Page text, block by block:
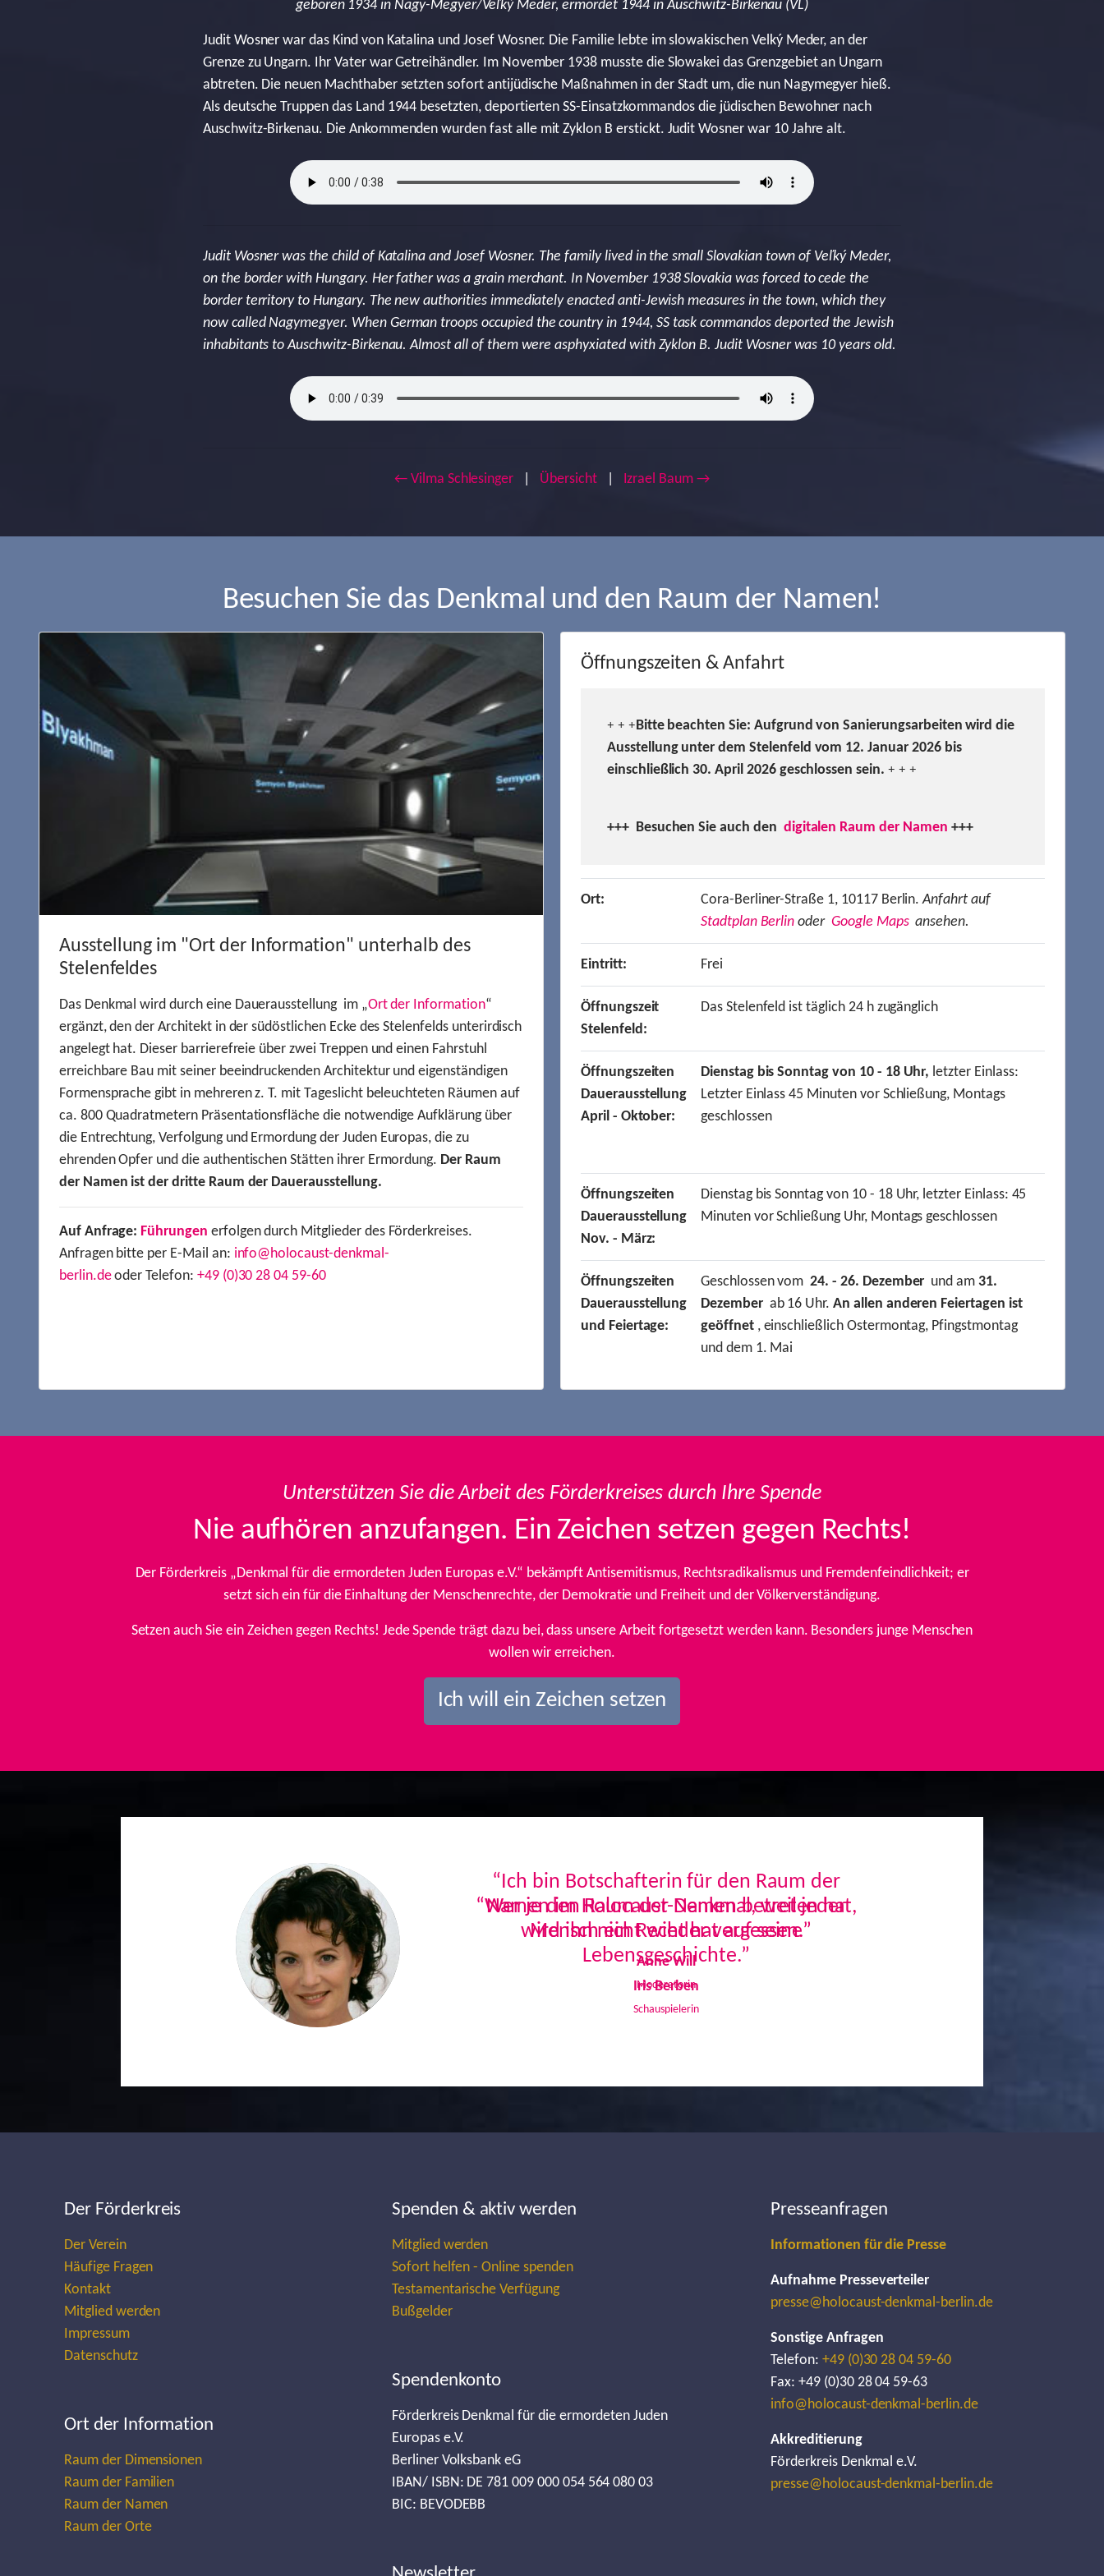
geboren 1934 in Nagy-Megyer/Veľký Meder, ermordet 1944 in Auschwitz-Birkenau (VL)
Judit Wosner war das Kind von Katalina und Josef Wosner. Die Familie lebte im slowakischen Velký Meder, an der
Grenze zu Ungarn. Ihr Vater war Getreihändler. Im November 1938 musste die Slowakei das Grenzgebiet an Ungarn
abtreten. Die neuen Machthaber setzten sofort antijüdische Maßnahmen in der Stadt um, die nun Nagymegyer hieß.
Als deutsche Truppen das Land 1944 besetzten, deportierten SS-Einsatzkommandos die jüdischen Bewohner nach
Auschwitz-Birkenau. Die Ankommenden wurden fast alle mit Zyklon B erstickt. Judit Wosner war 10 Jahre alt.
Judit Wosner was the child of Katalina and Josef Wosner. The family lived in the small Slovakian town of Veľký Meder,
on the border with Hungary. Her father was a grain merchant. In November 1938 Slovakia was forced to cede the
border territory to Hungary. The new authorities immediately enacted anti-Jewish measures in the town, which they
now called Nagymegyer. When German troops occupied the country in 1944, SS task commandos deported the Jewish
inhabitants to Auschwitz-Birkenau. Almost all of them were asphyxiated with Zyklon B. Judit Wosner was 10 years old.
← Vilma Schlesinger Übersicht Izrael Baum →
Besuchen Sie das Denkmal und den Raum der Namen!
Ausstellung im "Ort der Information" unterhalb des
Stelenfeldes
Das Denkmal wird durch eine Dauerausstellung im „Ort der Information“
ergänzt, den der Architekt in der südöstlichen Ecke des Stelenfelds unterirdisch
angelegt hat. Dieser barrierefreie über zwei Treppen und einen Fahrstuhl
erreichbare Bau mit seiner beeindruckenden Architektur und eigenständigen
Formensprache gibt in mehreren z. T. mit Tageslicht beleuchteten Räumen auf
ca. 800 Quadratmetern Präsentationsfläche die notwendige Aufklärung über
die Entrechtung, Verfolgung und Ermordung der Juden Europas, die zu
ehrenden Opfer und die authentischen Stätten ihrer Ermordung. Der Raum
der Namen ist der dritte Raum der Dauerausstellung.
Auf Anfrage: Führungen erfolgen durch Mitglieder des Förderkreises.
Anfragen bitte per E-Mail an: info@holocaust-denkmal-
berlin.deoder Telefon: +49 (0)30 28 04 59-60
Öffnungszeiten & Anfahrt
+ + +Bitte beachten Sie: Aufgrund von Sanierungsarbeiten wird die
Ausstellung unter dem Stelenfeld vom 12. Januar 2026 bis
einschließlich 30. April 2026 geschlossen sein. + + +
+++ Besuchen Sie auch den digitalen Raum der Namen +++
Ort: Cora-Berliner-Straße 1, 10117 Berlin.Anfahrt auf
Stadtplan Berlin oder Google Mapsansehen.
Eintritt: Frei
Öffnungszeit
Stelenfeld:
Das Stelenfeld ist täglich 24 h zugänglich
Öffnungszeiten
Dauerausstellung
April - Oktober:
Dienstag bis Sonntag von 10 - 18 Uhr, letzter Einlass:
Letzter Einlass 45 Minuten vor Schließung, Montags
geschlossen
Öffnungszeiten
Dauerausstellung
Nov. - März:
Dienstag bis Sonntag von 10 - 18 Uhr, letzter Einlass: 45
Minuten vor Schließung Uhr, Montags geschlossen
Öffnungszeiten
Dauerausstellung
und Feiertage:
Geschlossen vom24. - 26. Dezember und am31.
Dezemberab 16 Uhr.An allen anderen Feiertagen ist
geöffnet, einschließlich Ostermontag, Pfingstmontag
und dem 1. Mai
Unterstützen Sie die Arbeit des Förderkreises durch Ihre Spende
Nie aufhören anzufangen. Ein Zeichen setzen gegen Rechts!
Der Förderkreis „Denkmal für die ermordeten Juden Europas e.V.“ bekämpft Antisemitismus, Rechtsradikalismus und Fremdenfeindlichkeit; er
setzt sich ein für die Einhaltung der Menschenrechte, der Demokratie und Freiheit und der Völkerverständigung.
Setzen auch Sie ein Zeichen gegen Rechts! Jede Spende trägt dazu bei, dass unsere Arbeit fortgesetzt werden kann. Besonders junge Menschen
wollen wir erreichen.
Ich will ein Zeichen setzen
“Ich bin Botschafterin für den Raum der
Namen im Holocaust-Denkmal, weil jeder
Mensch ein Recht hat auf seine
Lebensgeschichte.”
Iris Berben
Schauspielerin
Previous
Der Förderkreis
Der Verein
Häufige Fragen
Kontakt
Mitglied werden
Impressum
Datenschutz
Ort der Information
Raum der Dimensionen
Raum der Familien
Raum der Namen
Raum der Orte
Spenden & aktiv werden
Mitglied werden
Sofort helfen - Online spenden
Testamentarische Verfügung
Bußgelder
Spendenkonto
Förderkreis Denkmal für die ermordeten Juden
Europas e.V.
Berliner Volksbank eG
IBAN/ ISBN: DE 781 009 000 054 564 080 03
BIC: BEVODEBB
Presseanfragen
Informationen für die Presse
Aufnahme Presseverteiler
presse@holocaust-denkmal-berlin.de
Sonstige Anfragen
Telefon: +49 (0)30 28 04 59-60
Fax: +49 (0)30 28 04 59-63
info@holocaust-denkmal-berlin.de
Akkreditierung
Förderkreis Denkmal e.V.
presse@holocaust-denkmal-berlin.de